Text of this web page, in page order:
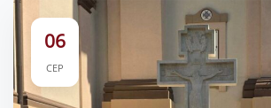
06
СЕР